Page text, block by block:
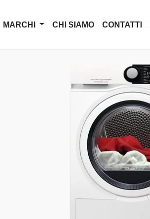
MARCHI CHI SIAMO CONTATTI